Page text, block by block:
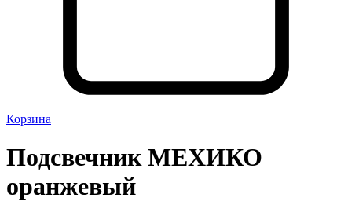
Корзина
Подсвечник МЕХИКО
оранжевый